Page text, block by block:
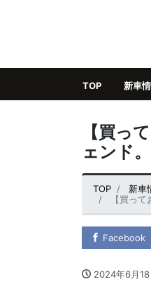
TOP 新車
【買っ
ェンド
TOP 新車
【買っ
Facebook
2024年6月18